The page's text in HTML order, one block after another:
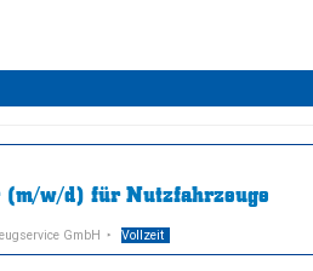
w/d) für Nutzfahrzeuge
GmbH Vollzeit